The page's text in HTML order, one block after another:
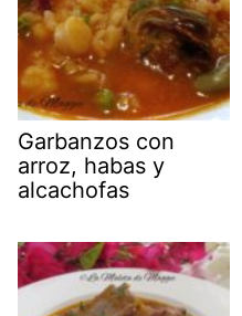
Garbanzos con
arroz, habas y
alcachofas